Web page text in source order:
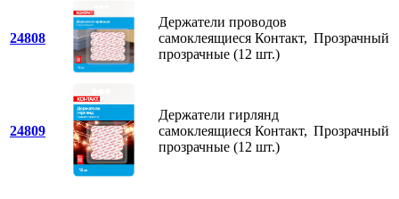
24808
Держатели проводов
самоклеящиеся Контакт,
прозрачные (12 шт.)
Прозрачный
24809
Держатели гирлянд
самоклеящиеся Контакт,
прозрачные (12 шт.)
Прозрачный